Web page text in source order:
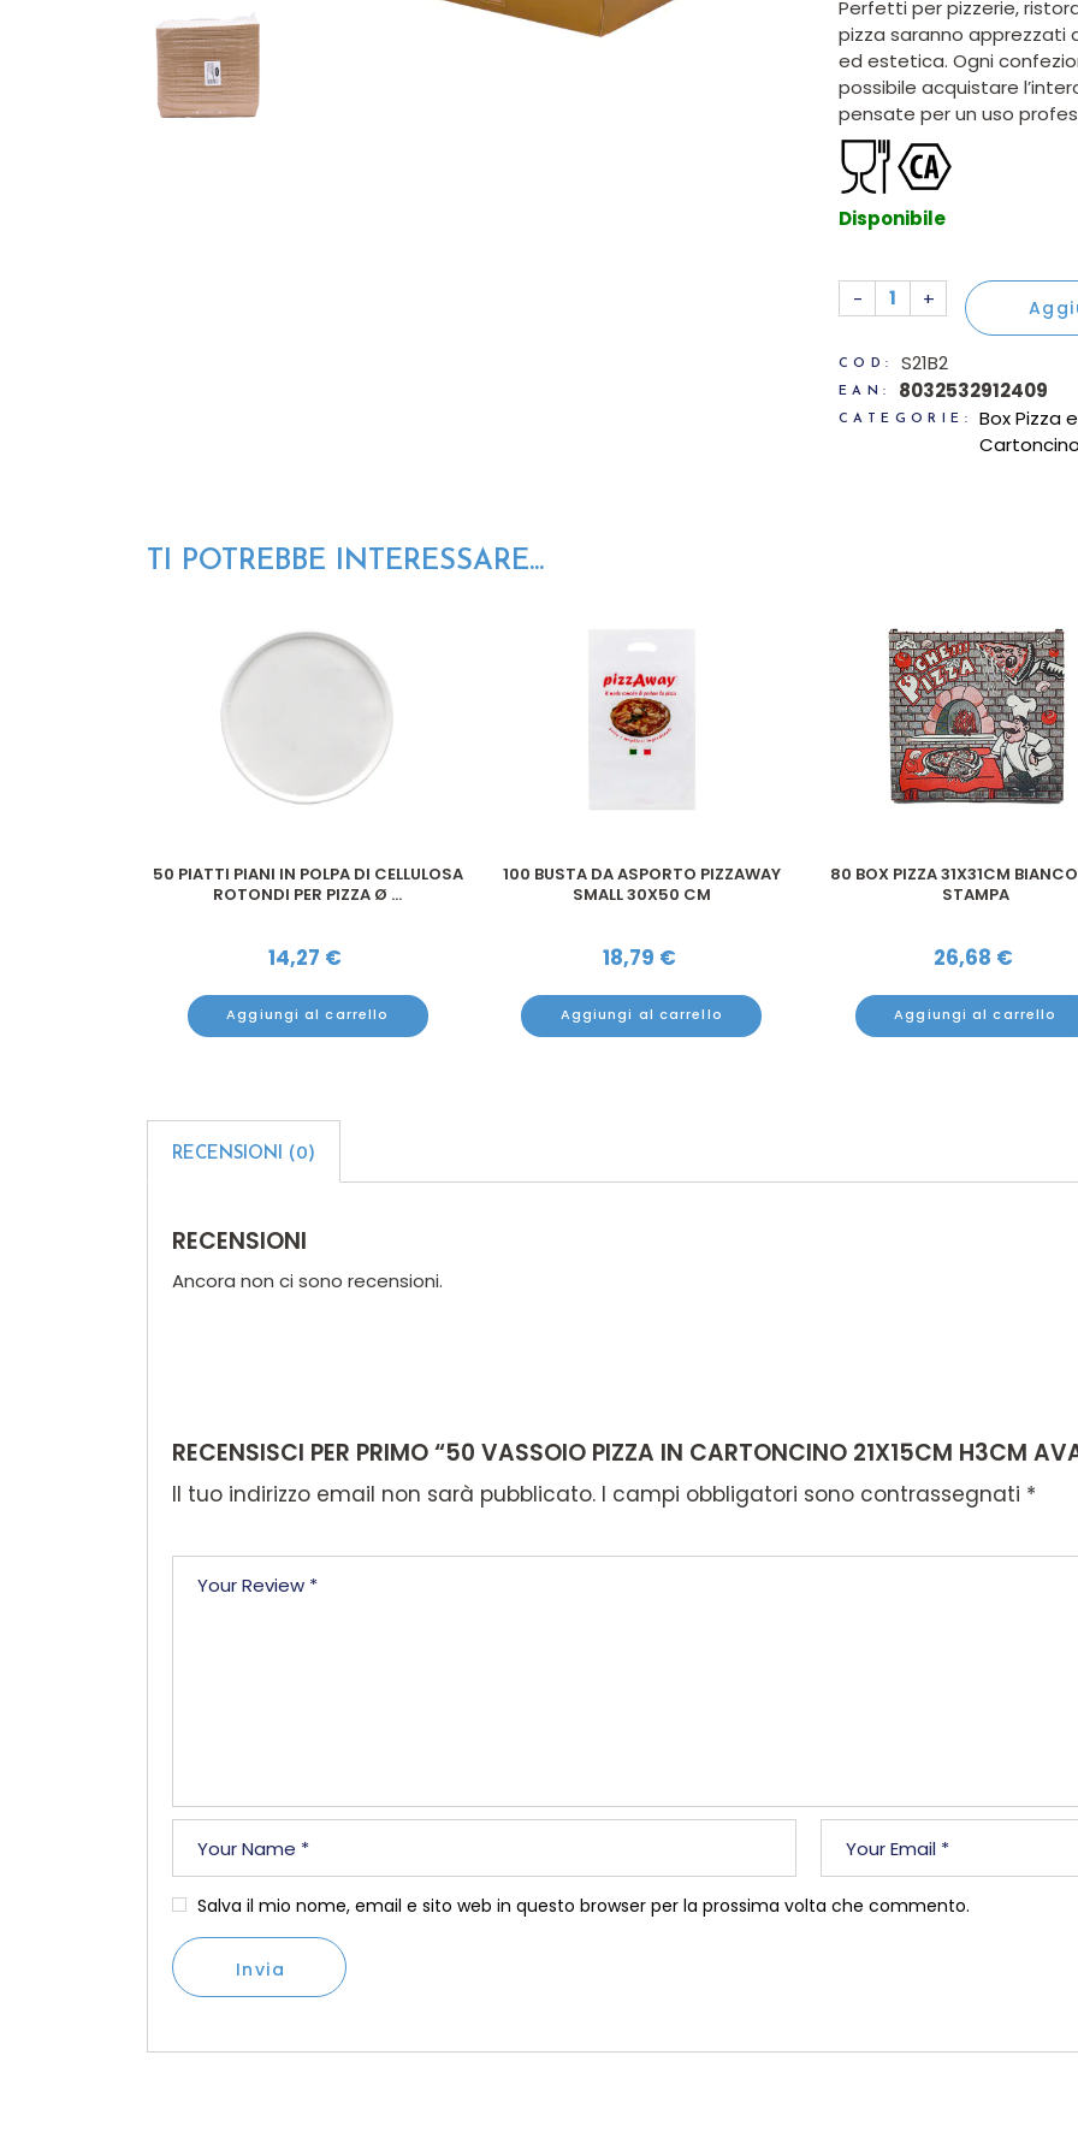
Perfetti per pizzerie,
pizza saranno apprezzati
ed estetica. Ogni
possibile acquistare
pensate per un uso
Disponibile
50 Vassoio pizza in
- +
COD: S21B2
EAN: 8032532912409
CATEGORIE:
Box Pizza
TI POTREBBE INTERESSARE...
50 PIATTI PIANI IN POLPA DI CELLULOSA
ROTONDI PER PIZZA Ø ...
14,27 €
Aggiungi al carrello
100 BUSTA DA ASPORTO PIZZAWAY
SMALL 30X50 CM
18,79 €
Aggiungi al carrello
80 BOX PIZZA 31X31CM
STAMPA
26,68 €
Aggiungi al carrello
RECENSIONI (0)
RECENSIONI
Ancora non ci sono recensioni.
RECENSISCI PER PRIMO “50 VASSOIO PIZZA IN CARTONCINO 21X15CM H3CM
Il tuo indirizzo email non sarà pubblicato. I campi obbligatori sono contrassegnati *
Salva il mio nome, email e sito web in questo browser per la prossima volta che commento.
Invia